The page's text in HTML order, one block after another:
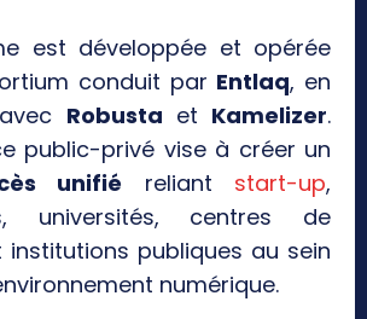
est développée et opérée
conduit par Entlaq, en
Robusta et Kamelizer.
public-privé vise à créer un
unifié reliant start-up,
universités, centres de
institutions publiques au sein
numérique.